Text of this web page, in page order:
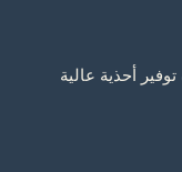
في عام 1992 بهدف توفير أحذية عالية